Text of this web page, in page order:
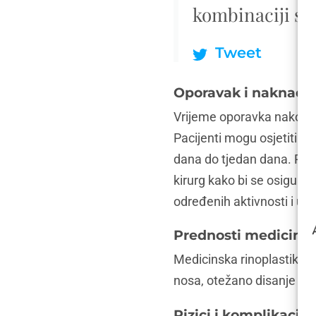
kombinaciji s
Tweet
Oporavak i
Vrijeme oporavka nakon
Pacijenti mogu osjetiti
dana do tjedan dana.
kirurg kako bi se
određenih aktivnosti i
Prednosti
Medicinska rinoplastika
nosa, otežano disanje i